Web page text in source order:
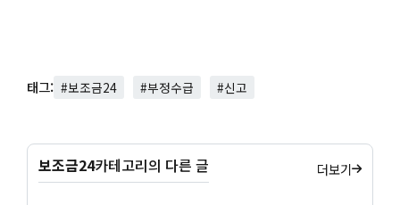
태그: #보조금24 #부정수급 #신고
보조금24카테고리의 다른 글 더보기